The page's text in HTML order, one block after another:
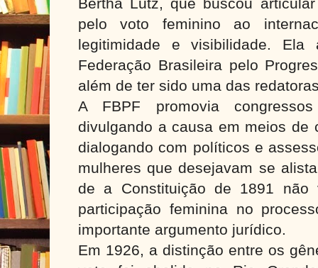
pelo voto feminino ao
legitimidade e visibilidade. Ela
Federação Brasileira pelo
além de ter sido uma das
A FBPF promovia
divulgando a causa em meios de
dialogando com políticos e
mulheres que desejavam se
de a Constituição de 1891 não
participação feminina no
importante argumento jurídico.
Em 1926, a distinção entre os